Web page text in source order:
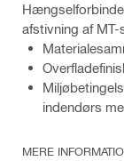
afstivning af
indendørs
MERE